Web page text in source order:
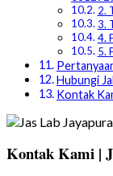
2.
3.
4.
5.
Hubungi
Kontak
Kontak Kami |